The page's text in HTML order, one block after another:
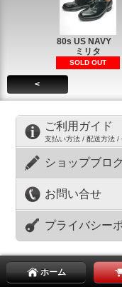
80s US NAVY
ミリタ
SOLD OUT
<
ご利用ガイド
支払い方法 / 配送方法 /
ショップブロ
お問い合せ
プライバシー
ホーム